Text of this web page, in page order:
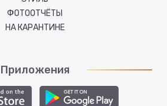
ФОТООТЧЁТЫ
НА КАРАНТИНЕ
Приложения